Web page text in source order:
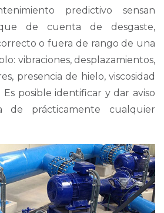
predictivo sensan
de cuenta de desgaste,
o fuera de rango de una
vibraciones, desplazamientos,
presencia de hielo, viscosidad
posible identificar y dar aviso
de prácticamente cualquier